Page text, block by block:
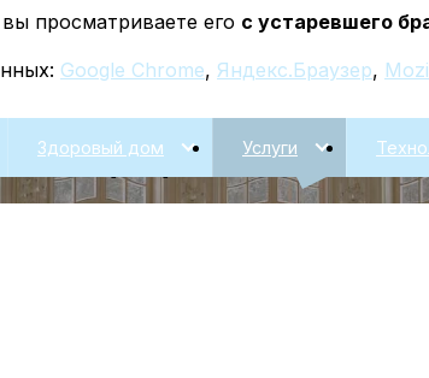
просматриваете его с устаревшего
Google Chrome, Яндекс.Браузер,
Здоровый дом Услуги
интерьера в